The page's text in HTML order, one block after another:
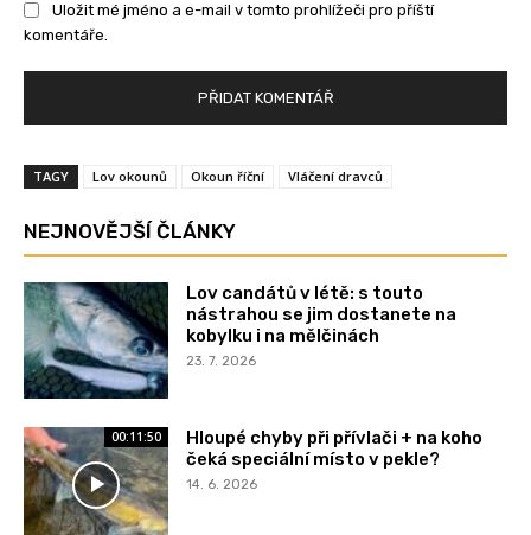
Uložit mé jméno a e-mail v tomto prohlížeči pro příští
komentáře.
TAGY Lov okounů Okoun říční Vláčení dravců
NEJNOVĚJŠÍ ČLÁNKY
Lov candátů v létě: s touto
nástrahou se jim dostanete na
kobylku i na mělčinách
23. 7. 2026
00:11:50
Hloupé chyby při přívlači + na koho
čeká speciální místo v pekle?
14. 6. 2026